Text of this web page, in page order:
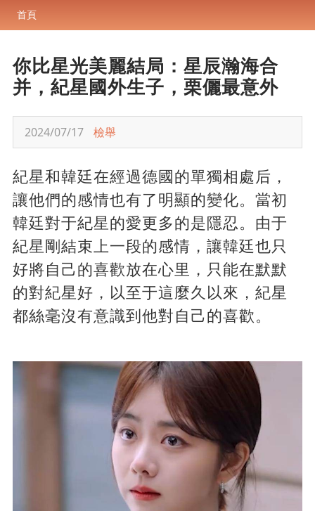
首頁
你比星光美麗結局：星辰瀚海合
并，紀星國外生子，栗儷最意外
2024/07/17 檢舉
紀星和韓廷在經過德國的單獨相處后，
讓他們的感情也有了明顯的變化。當初
韓廷對于紀星的愛更多的是隱忍。由于
紀星剛結束上一段的感情，讓韓廷也只
好將自己的喜歡放在心里，只能在默默
的對紀星好，以至于這麼久以來，紀星
都絲毫沒有意識到他對自己的喜歡。